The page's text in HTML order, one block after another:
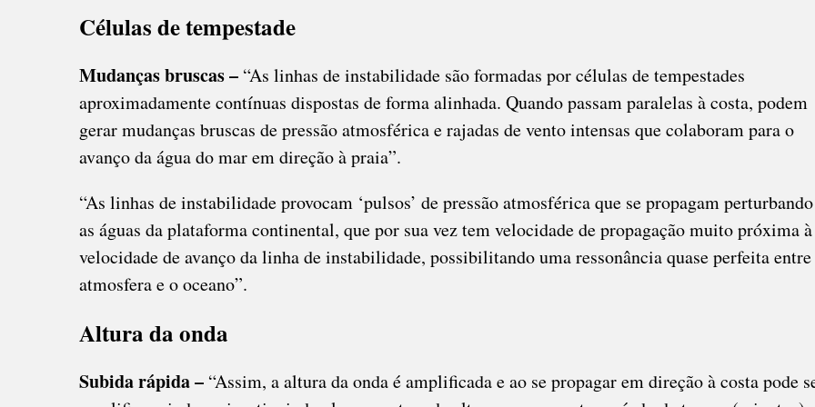
Células de tempestade
Mudanças bruscas – “As linhas de instabilidade são formadas por células de tempestades
aproximadamente contínuas dispostas de forma alinhada. Quando passam paralelas à costa, podem
gerar mudanças bruscas de pressão atmosférica e rajadas de vento intensas que colaboram para o
avanço da água do mar em direção à praia”.
“As linhas de instabilidade provocam ‘pulsos’ de pressão atmosférica que se propagam perturbando
as águas da plataforma continental, que por sua vez tem velocidade de propagação muito próxima à
velocidade de avanço da linha de instabilidade, possibilitando uma ressonância quase perfeita entre
atmosfera e o oceano”.
Altura da onda
Subida rápida – “Assim, a altura da onda é amplificada e ao se propagar em direção à costa pode